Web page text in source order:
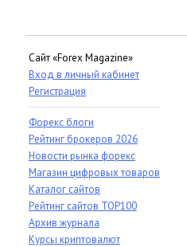
Сайт «Forex Magazine»
Вход в личный кабинет
Регистрация
Форекс блоги
Рейтинг брокеров 2026
Новости рынка форекс
Магазин цифровых товаров
Каталог сайтов
Рейтинг сайтов TOP100
Архив журнала
Курсы криптовалют